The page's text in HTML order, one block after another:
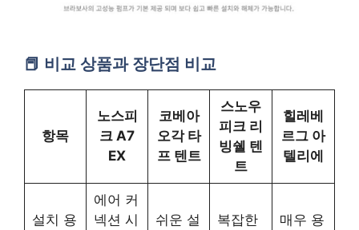
비교 상품과 장단점 비교
항목
노스피
크 A7
EX
코베아
오각 타
프 텐트
스노우
피크 리
빙쉘 텐
트
힐레베
르그 아
텔리에
설치 용
에어 커
넥션 시
쉬운 설
복잡한
매우 용